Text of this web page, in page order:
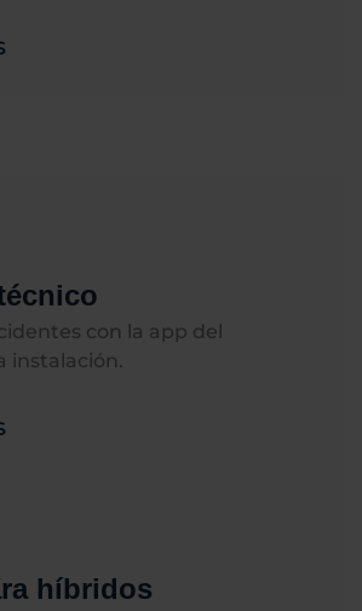
con la app del
instalación.
híbridos